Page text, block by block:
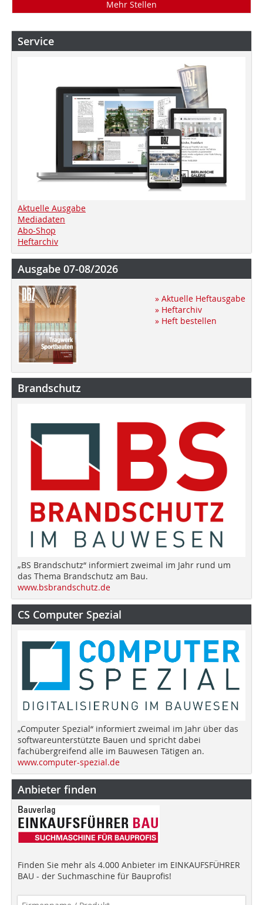
Mehr Stellen
Service
Aktuelle Ausgabe
Mediadaten
Abo-Shop
Heftarchiv
Ausgabe 07-08/2026
» Aktuelle Heftausgabe
» Heftarchiv
» Heft bestellen
Brandschutz
„BS Brandschutz“ informiert zweimal im Jahr rund um
das Thema Brandschutz am Bau.
www.bsbrandschutz.de
CS Computer Spezial
„Computer Spezial“ informiert zweimal im Jahr über das
softwareunterstützte Bauen und spricht dabei
fachübergreifend alle im Bauwesen Tätigen an.
www.computer-spezial.de
Anbieter finden
Finden Sie mehr als 4.000 Anbieter im EINKAUFSFÜHRER
BAU - der Suchmaschine für Bauprofis!